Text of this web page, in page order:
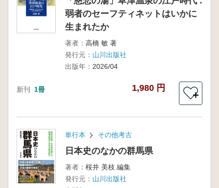
弱者のセーフティネットはいかに
生まれたか
著者： 高橋 敏 著
発行元： 山川出版社
出版年： 2026/04
新刊 1冊 1,980 円
＋
単行本 その他考古
日本史のなかの群馬県
著者： 桜井 美枝 編集
発行元： 山川出版社